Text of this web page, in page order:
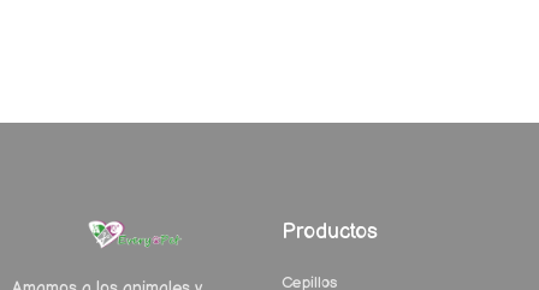
Productos
Cepillos